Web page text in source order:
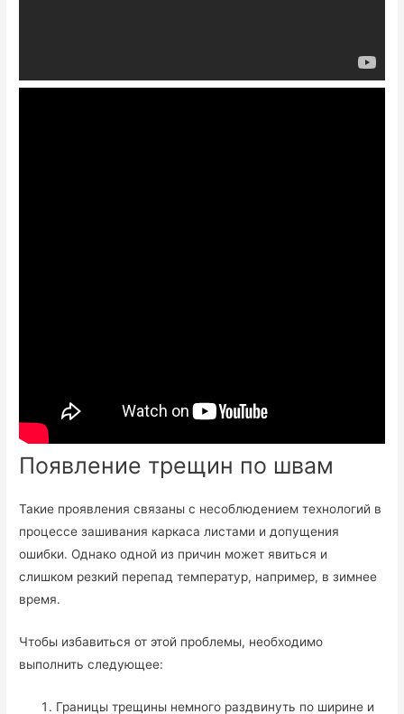
Появление трещин по швам
Такие проявления связаны с несоблюдением технологий в
процессе зашивания каркаса листами и допущения
ошибки. Однако одной из причин может явиться и
слишком резкий перепад температур, например, в зимнее
время.
Чтобы избавиться от этой проблемы, необходимо
выполнить следующее:
Границы трещины немного раздвинуть по ширине и